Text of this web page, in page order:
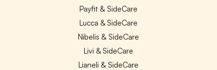
Payfit & SideCare
Lucca & SideCare
Nibelis & SideCare
Livi & SideCare
Lianeli & SideCare